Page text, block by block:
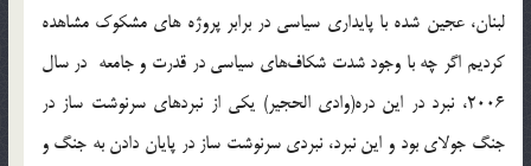
لبنان، عجین شده با پایداری سیاسی در برابر پروژه ‌های مشکوک مشاهده
کردیم اگر چه با وجود شدت شکاف‌های سیاسی در قدرت و جامعه در سال‌
2006، نبرد در این دره(وادی الحجیر) یکی از نبردهای سرنوشت ساز در
جنگ جولای بود و این نبرد، نبردی سرنوشت ساز در پایان دادن به جنگ و